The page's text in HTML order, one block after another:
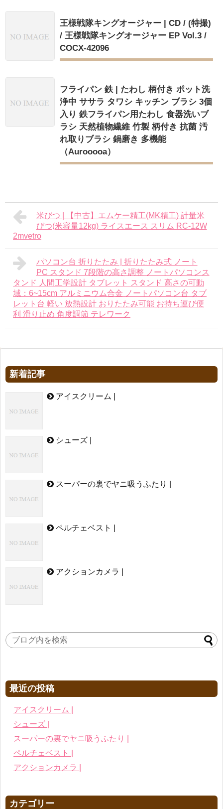
王様戦隊キングオージャー | CD / (特撮)
/ 王様戦隊キングオージャー EP Vol.3 /
COCX-42096
フライパン 鉄 | たわし 柄付き ポット洗
浄中 ササラ タワシ キッチン ブラシ 3個
入り 鉄フライパン用たわし 食器洗いブ
ラシ 天然植物繊維 竹製 柄付き 抗菌 汚
れ取りブラシ 鍋磨き 多機能
（Aurooooa）
米びつ | 【中古】エムケー精工(MK精工) 計量米
びつ(米容量12kg) ライスエース スリム RC-12W
2mvetro
パソコン台 折りたたみ | 折りたたみ式 ノート
PC スタンド 7段階の高さ調整 ノートパソコンス
タンド 人間工学設計 タブレット スタンド 高さの可動
域：6~15cm アルミニウム合金 ノートパソコン台 タブ
レット台 軽い 放熱設計 おりたたみ可能 お持ち運び便
利 滑り止め 角度調節 テレワーク
新着記事
アイスクリーム |
シューズ |
スーパーの裏でヤニ吸うふたり |
ペルチェベスト |
アクションカメラ |
最近の投稿
アイスクリーム |
シューズ |
スーパーの裏でヤニ吸うふたり |
ペルチェベスト |
アクションカメラ |
カテゴリー